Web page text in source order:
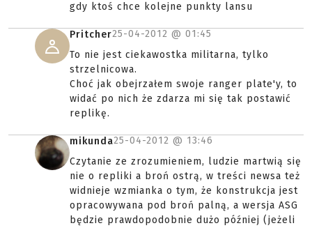
gdy ktoś chce kolejne punkty lansu
Pritcher25-04-2012 @ 01:45
To nie jest ciekawostka militarna, tylko
strzelnicowa.
Choć jak obejrzałem swoje ranger plate'y, to
widać po nich że zdarza mi się tak postawić
replikę.
mikunda25-04-2012 @ 13:46
Czytanie ze zrozumieniem, ludzie martwią się
nie o repliki a broń ostrą, w treści newsa też
widnieje wzmianka o tym, że konstrukcja jest
opracowywana pod broń palną, a wersja ASG
będzie prawdopodobnie dużo później (jeżeli